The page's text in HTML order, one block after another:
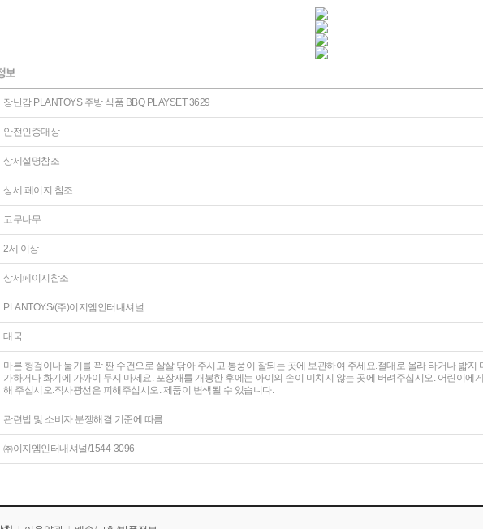
장난감 PLANTOYS 주방 식품 BBQ PLAYSET 3629
안전인증대상
상세설명참조
상세 페이지 참조
고무나무
2세 이상
상세페이지참조
PLANTOYS/(주)이지엠인터내셔널
태국
마른 헝겊이나 물기를 꽉 짠 수건으로 살살 닦아 주시고 통풍이 잘되는 곳에 보관하여 주세요.절대로 올라 타거나 밟
가하거나 화기에 가까이 두지 마세요. 포장재를 개봉한 후에는 아이의 손이 미치지 않는 곳에 버려주십시오. 어린이에
해 주십시오.직사광선은 피해주십시오. 제품이 변색될 수 있습니다.
관련법 및 소비자 분쟁해결 기준에 따름
㈜이지엠인터내셔널/1544-3096